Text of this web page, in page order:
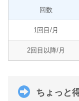
回数
1回目/月
2回目以降/月
ちょっと